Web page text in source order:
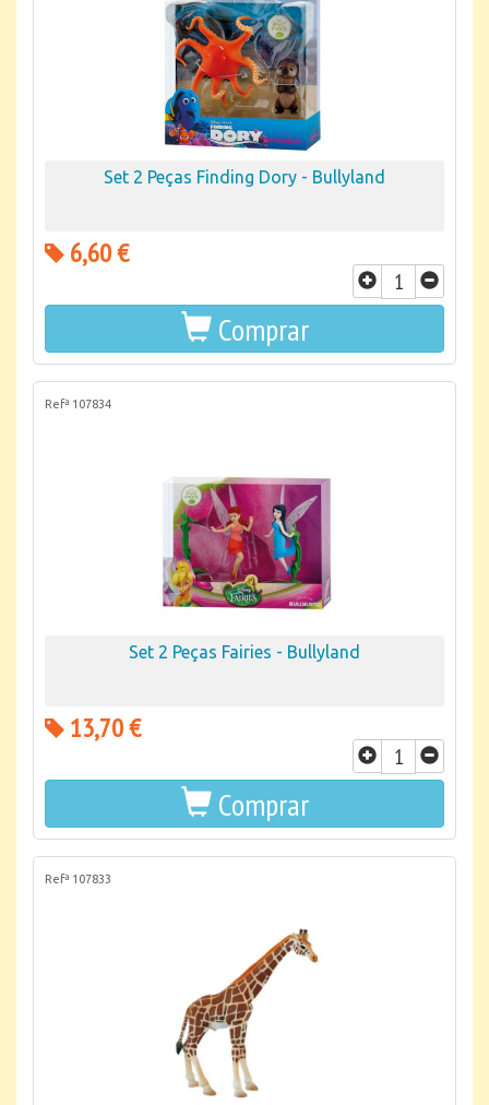
Set 2 Peças Finding Dory - Bullyland
6,60 €
Comprar
Refª 107834
Set 2 Peças Fairies - Bullyland
13,70 €
Comprar
Refª 107833